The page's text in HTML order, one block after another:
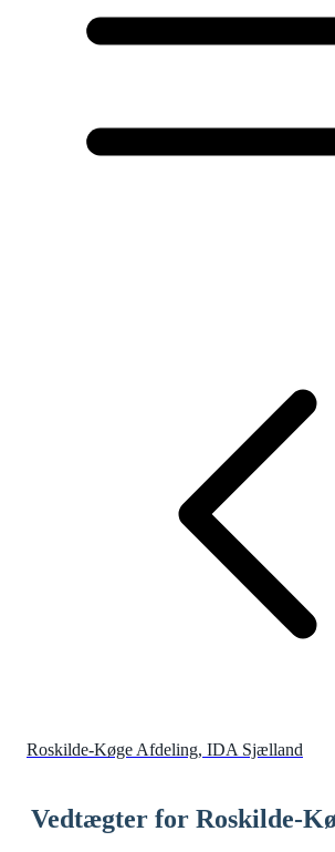
Roskilde-Køge Afdeling, IDA Sjælland
Vedtægter for Roskilde-